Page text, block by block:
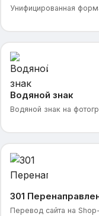
Унифицированная
Водяной знак
Водяной знак на
301
Перевод сайта на